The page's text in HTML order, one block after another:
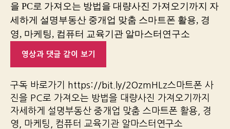
을 PC로 가져오는 방법을 대량사진 가져오기까지 자
세하게 설명부동산 중개업 맞춤 스마트폰 활용, 경
영, 마케팅, 컴퓨터 교육기관 알마스터연구소
영상과 댓글 같이 보기
구독 바로가기 https://bit.ly/2OzmHLz스마트폰 사
진을 PC로 가져오는 방법을 대량사진 가져오기까지
자세하게 설명부동산 중개업 맞춤 스마트폰 활용, 경
영, 마케팅, 컴퓨터 교육기관 알마스터연구소